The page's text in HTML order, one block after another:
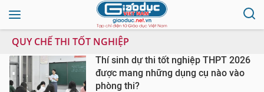
QUY CHẾ THI TỐT NGHIỆP
Thí sinh dự thi tốt nghiệp THPT 2026
được mang những dụng cụ nào vào
phòng thi?